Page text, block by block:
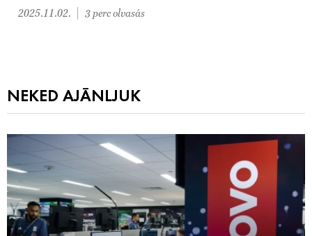
2025.11.02. 3 perc olvasás
NEKED AJÁNLJUK